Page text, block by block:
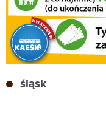
śląsk